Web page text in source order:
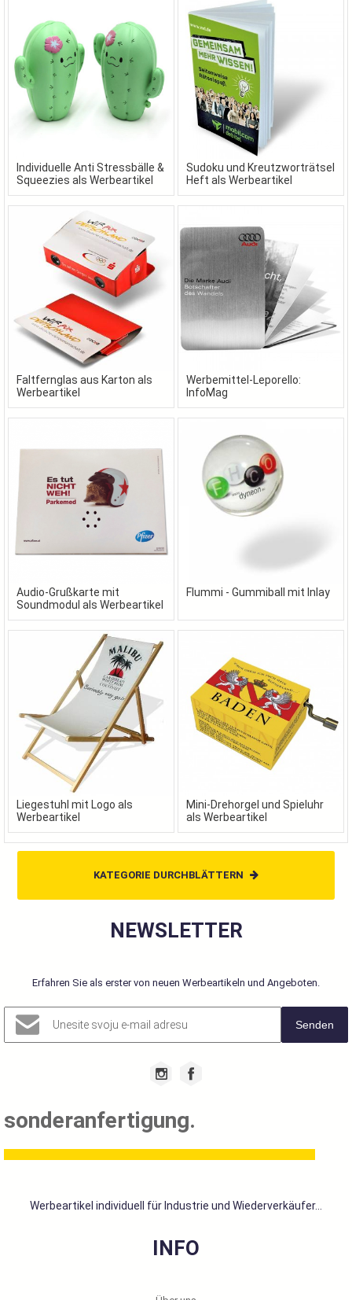
Individuelle Anti Stressbälle &
Squeezies als Werbeartikel
Sudoku und Kreutzworträtsel
Heft als Werbeartikel
Faltfernglas aus Karton als
Werbeartikel
Werbemittel-Leporello:
InfoMag
Audio-Grußkarte mit
Soundmodul als Werbeartikel
Flummi - Gummiball mit Inlay
Liegestuhl mit Logo als
Werbeartikel
Mini-Drehorgel und Spieluhr
als Werbeartikel
KATEGORIE DURCHBLÄTTERN
NEWSLETTER
Erfahren Sie als erster von neuen Werbeartikeln und Angeboten.
Senden
sonderanfertigung.
Werbeartikel individuell für Industrie und Wiederverkäufer...
INFO